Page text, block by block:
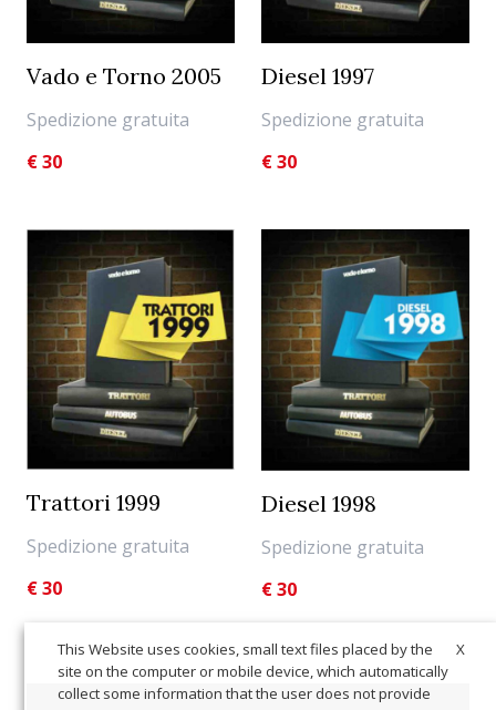
Vado e Torno 2005
Spedizione gratuita
€30
Diesel 1997
Spedizione gratuita
€30
Trattori 1999
Spedizione gratuita
€30
Diesel 1998
Spedizione gratuita
€30
X
This Website uses cookies, small text files placed by the
site on the computer or mobile device, which automatically
collect some information that the user does not provide